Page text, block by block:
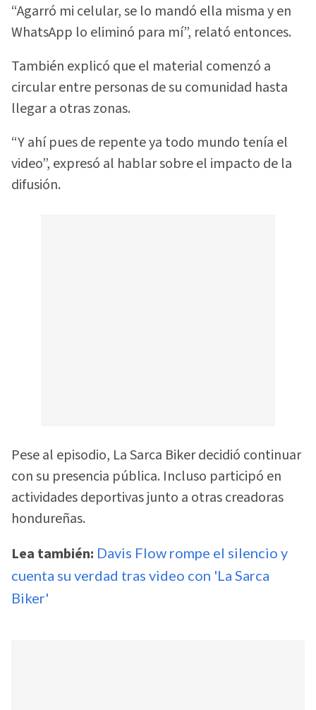
“Agarró mi celular, se lo mandó ella misma y en
WhatsApp lo eliminó para mí”, relató entonces.
También explicó que el material comenzó a
circular entre personas de su comunidad hasta
llegar a otras zonas.
“Y ahí pues de repente ya todo mundo tenía el
video”, expresó al hablar sobre el impacto de la
difusión.
Pese al episodio, La Sarca Biker decidió continuar
con su presencia pública. Incluso participó en
actividades deportivas junto a otras creadoras
hondureñas.
Lea también: Davis Flow rompe el silencio y
cuenta su verdad tras video con 'La Sarca
Biker'